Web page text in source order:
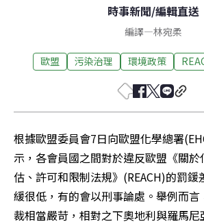
時事新聞/編輯直送
編譯—林宛柔
歐盟 污染治理 環境政策
根據歐盟委員會7日向歐盟化學總署
示，各會員國之間對於違反歐盟《關
估、許可和限制法規》(REACH)的罰鍰
緩很低，有的會以刑事論處。舉例而
裁相當嚴苛，相對之下奧地利與羅馬